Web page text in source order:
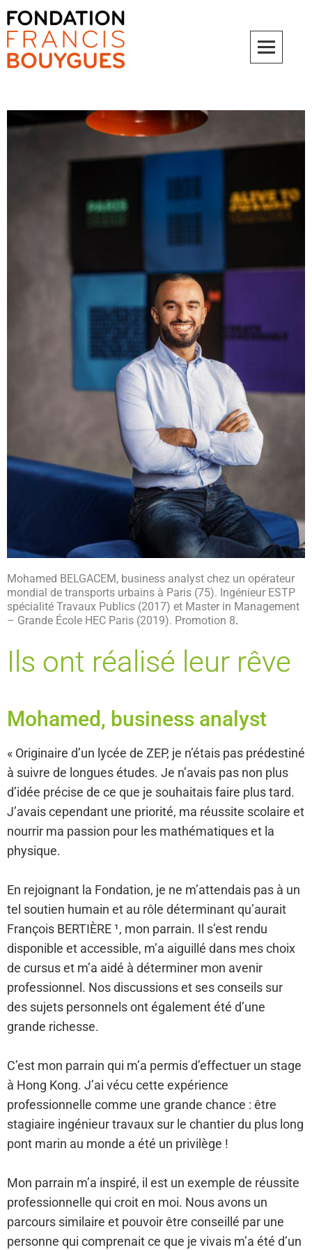
Mohamed BELGACEM, business analyst chez un opérateur
mondial de transports urbains à Paris (75). Ingénieur ESTP
spécialité Travaux Publics (2017) et Master in Management
– Grande École HEC Paris (2019). Promotion 8.
Ils ont réalisé leur rêve
Mohamed, business analyst
« Originaire d’un lycée de ZEP, je n’étais pas prédestiné
à suivre de longues études. Je n’avais pas non plus
d’idée précise de ce que je souhaitais faire plus tard.
J’avais cependant une priorité, ma réussite scolaire et
nourrir ma passion pour les mathématiques et la
physique.
En rejoignant la Fondation, je ne m’attendais pas à un
tel soutien humain et au rôle déterminant qu’aurait
François BERTIÈRE ¹, mon parrain. Il s’est rendu
disponible et accessible, m’a aiguillé dans mes choix
de cursus et m’a aidé à déterminer mon avenir
professionnel. Nos discussions et ses conseils sur
des sujets personnels ont également été d’une
grande richesse.
C’est mon parrain qui m’a permis d’effectuer un stage
à Hong Kong. J’ai vécu cette expérience
professionnelle comme une grande chance : être
stagiaire ingénieur travaux sur le chantier du plus long
pont marin au monde a été un privilège !
Mon parrain m’a inspiré, il est un exemple de réussite
professionnelle qui croit en moi. Nous avons un
parcours similaire et pouvoir être conseillé par une
personne qui comprenait ce que je vivais m’a été d’un